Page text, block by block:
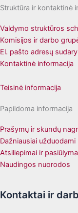
Struktūra ir kontaktinė
Valdymo struktūros
Komisijos ir darbo
El. pašto adresų
Kontaktinė informacija
Teisinė informacija
Papildoma informacija
Prašymų ir skundų
Dažniausiai užduodami
Atsiliepimai ir
Naudingos nuorodos
Kontaktai ir